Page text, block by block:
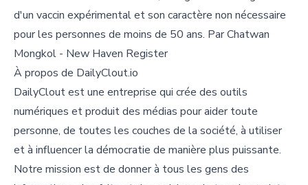
d'un vaccin expérimental et son caractère non nécessaire
pour les personnes de moins de 50 ans. Par Chatwan
Mongkol - New Haven Register
À propos de DailyClout.io
DailyClout est une entreprise qui crée des outils
numériques et produit des médias pour aider toute
personne, de toutes les couches de la société, à utiliser
et à influencer la démocratie de manière plus puissante.
Notre mission est de donner à tous les gens des